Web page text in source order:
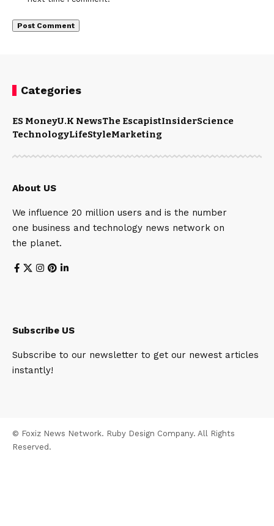
Categories
ES MoneyU.K NewsThe EscapistInsiderScience
TechnologyLifeStyleMarketing
About US
We influence 20 million users and is the number
one business and technology news network on
the planet.
Subscribe US
Subscribe to our newsletter to get our newest articles
instantly!
© Foxiz News Network. Ruby Design Company. All Rights
Reserved.